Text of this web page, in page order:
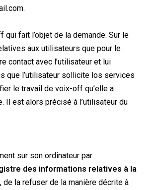
fait l’objet de la demande. Sur le
aux utilisateurs que pour le
contact avec l’utilisateur et lui
que l’utilisateur sollicite los services
le travail de voix-off qu’elle a
Il est alors précisé à l’utilisateur du
sur son ordinateur par
des informations relatives à la
la refuser de la manière décrite à